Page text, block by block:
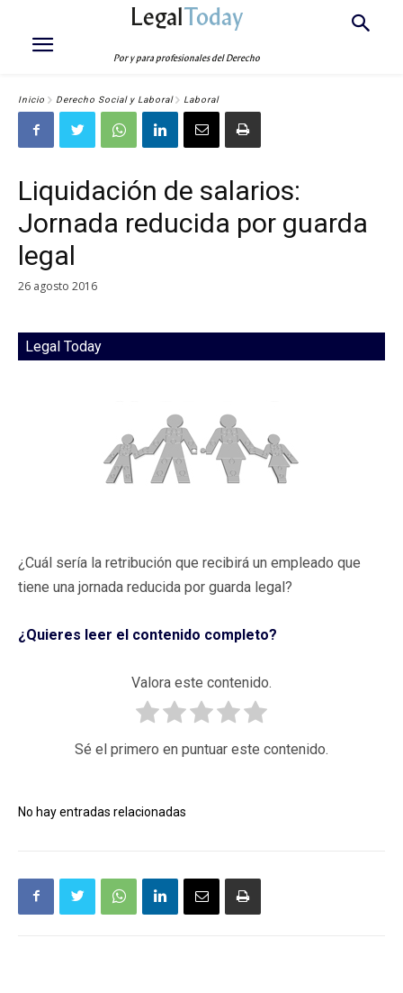
LegalToday
Por y para profesionales del Derecho
Inicio Derecho Social y Laboral Laboral
Liquidación de salarios:
Jornada reducida por guarda
legal
26 agosto 2016
Legal Today
¿Cuál sería la retribución que recibirá un empleado que
tiene una jornada reducida por guarda legal?
¿Quieres leer el contenido completo?
Valora este contenido.
Sé el primero en puntuar este contenido.
No hay entradas relacionadas